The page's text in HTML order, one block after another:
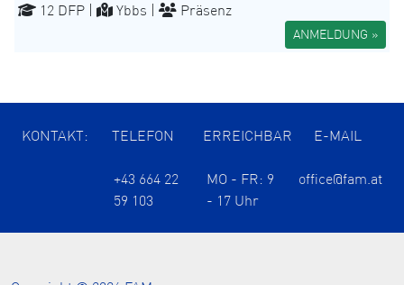
12 DFP |
Ybbs | Präsenz
ANMELDUNG »
KONTAKT: TELEFON ERREICHBAR E-MAIL
+43 664 22
59 103
MO - FR: 9
- 17 Uhr
office@fam.at